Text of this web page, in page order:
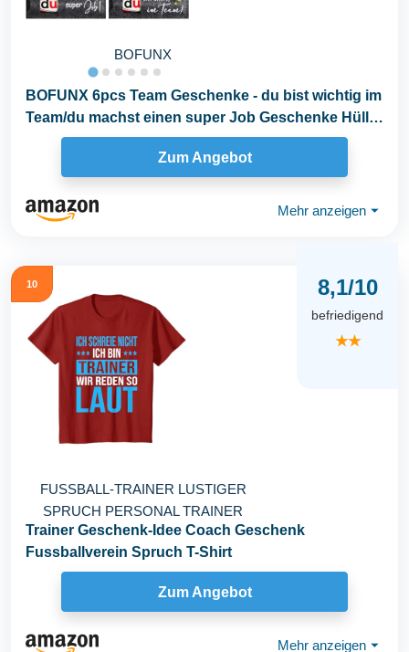
BOFUNX
BOFUNX 6pcs Team Geschenke - du bist wichtig im
Team/du machst einen super Job Geschenke Hülle
Zum Angebot
Mehr anzeigen ⏷
10
FUSSBALL-TRAINER LUSTIGER
SPRUCH PERSONAL TRAINER
8,1/10
befriedigend
★★
Trainer Geschenk-Idee Coach Geschenk
Fussballverein Spruch T-Shirt
Zum Angebot
Mehr anzeigen ⏷